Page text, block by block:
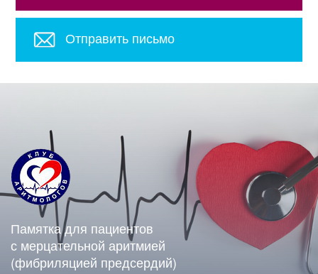
Отправить письмо
Памятка для пациентов
с мерцательной аритмией
(фибриляцией предсердий)